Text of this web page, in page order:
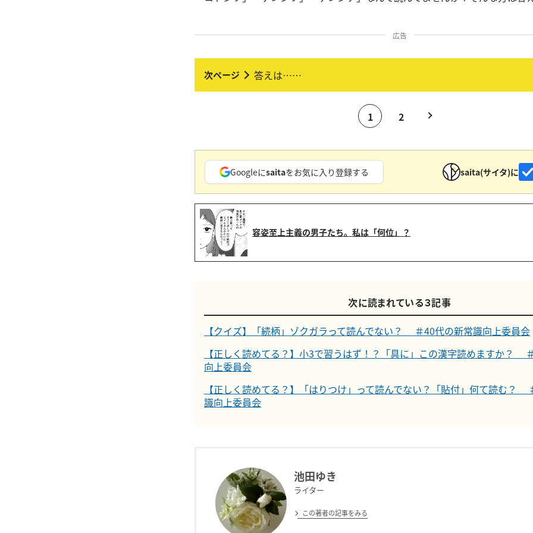
広告
答えは……
1 2
Googleにsaitaをお気に入り登録する saita(サイタ)に
容姿至上主義の男子たち。私は「何位」？
次に読まれている３記事
【クイズ】「続柄」ゾクガラって読んでない？ ＃40代の新常識向上委員会
【正しく読めてる？】小3で習うはず！？「具に」この漢字読めますか？
向上委員会
【正しく読めてる？】「はりつけ」って読んでない？「貼付」何て読む？
識向上委員会
池田ゆき
ライター
この著者の記事をみる